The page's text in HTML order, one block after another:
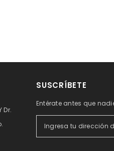
Dr.
SUSCRÍBETE
Entérate antes que